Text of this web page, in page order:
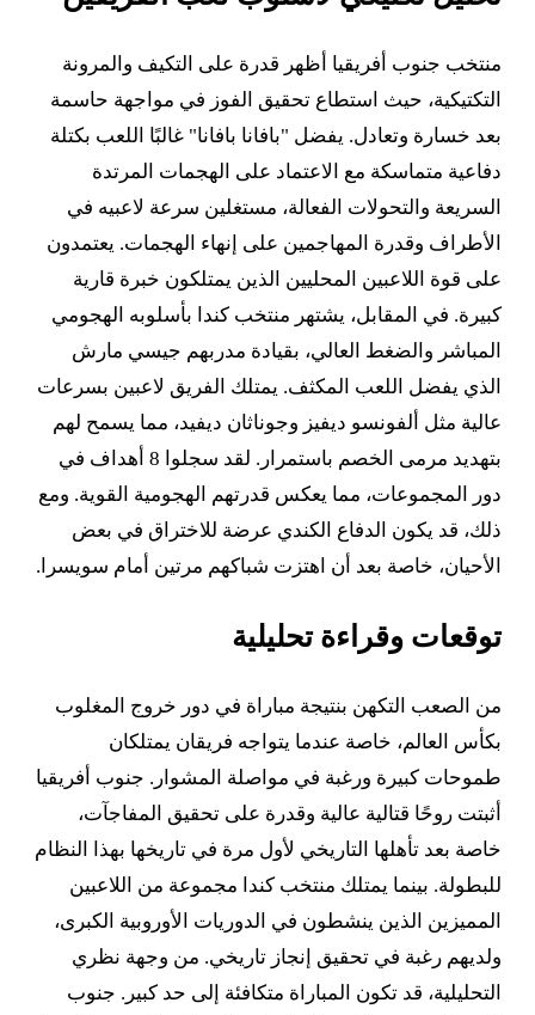
منتخب جنوب أفريقيا أظهر قدرة على التكيف والمرونة
التكتيكية، حيث استطاع تحقيق الفوز في مواجهة حاسمة
بعد خسارة وتعادل. يفضل "بافانا بافانا" غالبًا اللعب بكتلة
دفاعية متماسكة مع الاعتماد على الهجمات المرتدة
السريعة والتحولات الفعالة، مستغلين سرعة لاعبيه في
الأطراف وقدرة المهاجمين على إنهاء الهجمات. يعتمدون
على قوة اللاعبين المحليين الذين يمتلكون خبرة قارية
كبيرة. في المقابل، يشتهر منتخب كندا بأسلوبه الهجومي
المباشر والضغط العالي، بقيادة مدربهم جيسي مارش
الذي يفضل اللعب المكثف. يمتلك الفريق لاعبين بسرعات
عالية مثل ألفونسو ديفيز وجوناثان ديفيد، مما يسمح لهم
بتهديد مرمى الخصم باستمرار. لقد سجلوا 8 أهداف في
دور المجموعات، مما يعكس قدرتهم الهجومية القوية. ومع
ذلك، قد يكون الدفاع الكندي عرضة للاختراق في بعض
الأحيان، خاصة بعد أن اهتزت شباكهم مرتين أمام سويسرا.
توقعات وقراءة تحليلية
من الصعب التكهن بنتيجة مباراة في دور خروج المغلوب
بكأس العالم، خاصة عندما يتواجه فريقان يمتلكان
طموحات كبيرة ورغبة في مواصلة المشوار. جنوب أفريقيا
أثبتت روحًا قتالية عالية وقدرة على تحقيق المفاجآت،
خاصة بعد تأهلها التاريخي لأول مرة في تاريخها بهذا النظام
للبطولة. بينما يمتلك منتخب كندا مجموعة من اللاعبين
المميزين الذين ينشطون في الدوريات الأوروبية الكبرى،
ولديهم رغبة في تحقيق إنجاز تاريخي. من وجهة نظري
التحليلية، قد تكون المباراة متكافئة إلى حد كبير. جنوب